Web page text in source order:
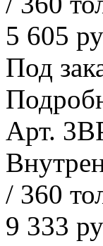
5 605
Под
Арт.
/ 360
9 333